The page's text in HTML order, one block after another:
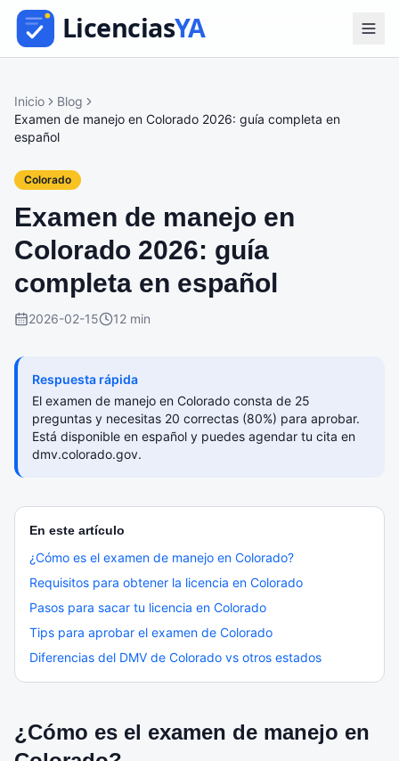
Inicio
Blog
Examen de manejo en Colorado 2026: guía completa en
español
Colorado
Examen de manejo en
Colorado 2026: guía
completa en español
2026-02-15 12 min
Respuesta rápida
El examen de manejo en Colorado consta de 25
preguntas y necesitas 20 correctas (80%) para aprobar.
Está disponible en español y puedes agendar tu cita en
dmv.colorado.gov.
En este artículo
¿Cómo es el examen de manejo en Colorado?
Requisitos para obtener la licencia en Colorado
Pasos para sacar tu licencia en Colorado
Tips para aprobar el examen de Colorado
Diferencias del DMV de Colorado vs otros estados
¿Cómo es el examen de manejo en